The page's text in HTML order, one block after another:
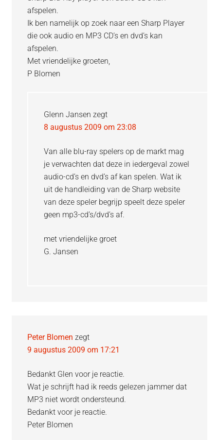
afspelen.
Ik ben namelijk op zoek naar een Sharp Player
die ook audio en MP3 CD’s en dvd’s kan
afspelen.
Met vriendelijke groeten,
P Blomen
Glenn Jansen zegt
8 augustus 2009 om 23:08
Van alle blu-ray spelers op de markt mag
je verwachten dat deze in iedergeval zowel
audio-cd’s en dvd’s af kan spelen. Wat ik
uit de handleiding van de Sharp website
van deze speler begrijp speelt deze speler
geen mp3-cd’s/dvd’s af.
met vriendelijke groet
G. Jansen
Peter Blomen zegt
9 augustus 2009 om 17:21
Bedankt Glen voor je reactie.
Wat je schrijft had ik reeds gelezen jammer dat
MP3 niet wordt ondersteund.
Bedankt voor je reactie.
Peter Blomen